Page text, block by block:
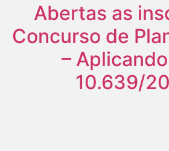
Abertas as
Concurso de
–
10.639/